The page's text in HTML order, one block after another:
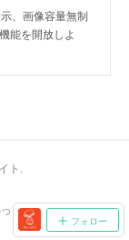
、画像容量無制
能を開放しよ
フォロー
ト .
くろう